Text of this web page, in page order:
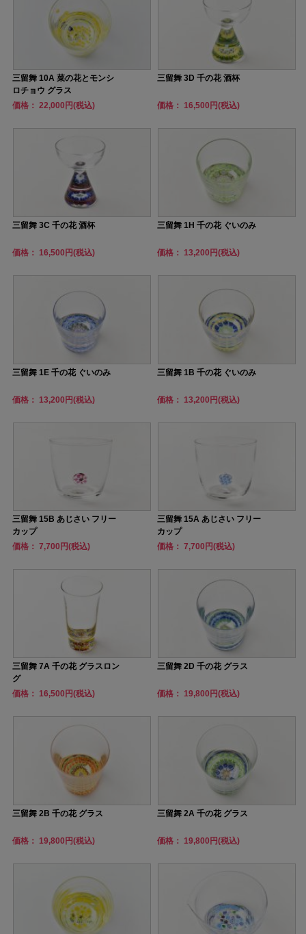
三留舞 10A 菜の花とモンシ
ロチョウ グラス
価格： 22,000円(税込)
三留舞 3D 千の花 酒杯
価格： 16,500円(税込)
三留舞 3C 千の花 酒杯
価格： 16,500円(税込)
三留舞 1H 千の花 ぐいのみ
価格： 13,200円(税込)
三留舞 1E 千の花 ぐいのみ
価格： 13,200円(税込)
三留舞 1B 千の花 ぐいのみ
価格： 13,200円(税込)
三留舞 15B あじさい フリー
カップ
価格： 7,700円(税込)
三留舞 15A あじさい フリー
カップ
価格： 7,700円(税込)
三留舞 7A 千の花 グラスロン
グ
価格： 16,500円(税込)
三留舞 2D 千の花 グラス
価格： 19,800円(税込)
三留舞 2B 千の花 グラス
価格： 19,800円(税込)
三留舞 2A 千の花 グラス
価格： 19,800円(税込)